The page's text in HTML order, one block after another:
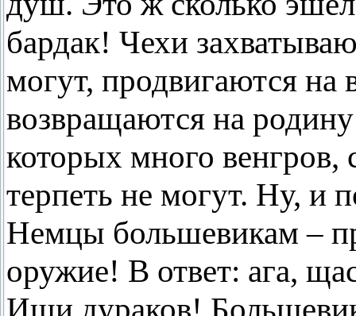
бардак! Чехи
могут, продвигаются на
возвращаются на
которых много венгров,
терпеть не могут. Ну, и
Немцы большевикам –
оружие! В ответ: ага,